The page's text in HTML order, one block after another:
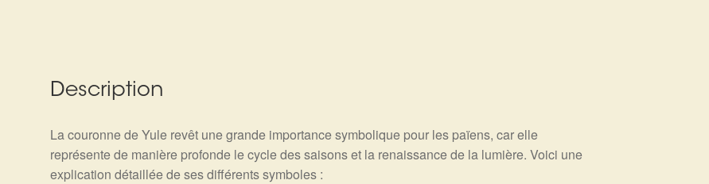
Description
La couronne de Yule revêt une grande importance symbolique pour les païens, car elle
représente de manière profonde le cycle des saisons et la renaissance de la lumière. Voici une
explication détaillée de ses différents symboles :